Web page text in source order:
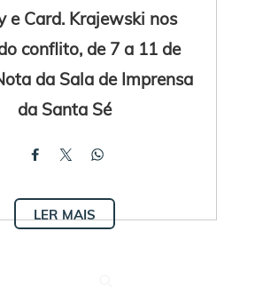
e Card. Krajewski nos
conflito, de 7 a 11 de
da Sala de Imprensa
da Santa Sé
LER MAIS